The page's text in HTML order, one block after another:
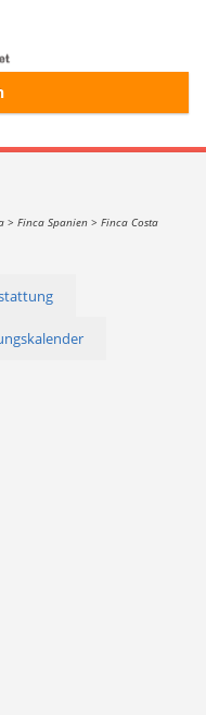
> Finca Spanien > Finca Costa